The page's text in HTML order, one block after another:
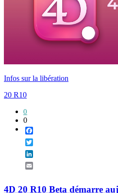
Infos sur la libération
20 R10
0
0
4D 20 R10 Beta démarre